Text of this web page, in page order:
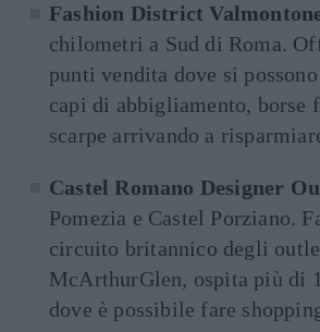
Fashion District
chilometri a Sud di Roma.
punti vendita dove si
capi di abbigliamento, borse
scarpe arrivando a
Castel Romano Designer
Pomezia e Castel Porziano.
circuito britannico degli
McArthurGlen, ospita più di
dove è possibile fare